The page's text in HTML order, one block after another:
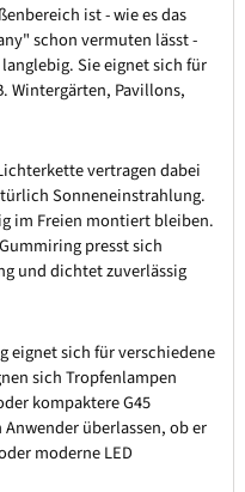
ist - wie es das
schon vermuten lässt -
Sie eignet sich für
Wintergärten, Pavillons,
vertragen dabei
Sonneneinstrahlung.
im Freien montiert bleiben.
presst sich
und dichtet zuverlässig
eignet sich für verschiedene
sich Tropfenlampen
kompaktere G45
überlassen, ob er
moderne LED